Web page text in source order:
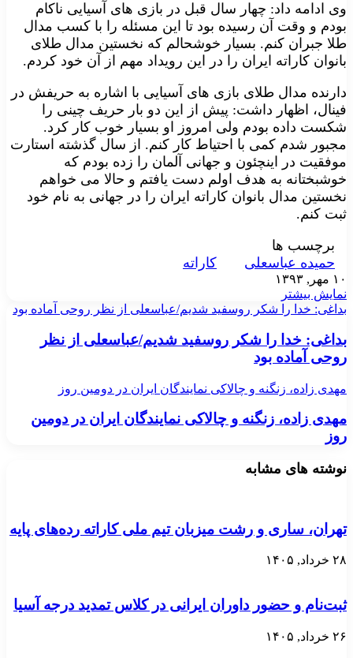
وی ادامه داد: چهار سال قبل در بازی های آسیایی ناکام
بودم و وقت آن رسیده بود تا این مسئله را با کسب مدال
طلا جبران کنم. بسیار خوشحالم که نخستین مدال طلای
بانوان کاراته ایران را در این رویداد مهم از آن خود کردم.
دارنده مدال طلای بازی های آسیایی با اشاره به حریفش در
فینال، اظهار داشت: پیش از این دو بار حریف چینی را
شکست داده بودم ولی امروز او بسیار خوب کار کرد.
مجبور شدم کمی با احتیاط کار کنم. از سال گذشته استارت
موفقیت در اینچئون و جهانی آلمان را زده بودم که
خوشبختانه به هدف اولم دست یافتم و حالا می خواهم
نخستین مدال بانوان کاراته ایران را در جهانی به نام خود
ثبت کنم.
برچسب ها
حمیده عباسعلی
کاراته
۱۰ مهر, ۱۳۹۳
نمایش بیشتر
بداغی: خدا را شکر روسفید شدیم/عباسعلی از نظر روحی آماده بود
بداغی: خدا را شکر روسفید شدیم/عباسعلی از نظر
روحی آماده بود
مهدی زاده، زنگنه و چالاکی نمایندگان ایران در دومین روز
مهدی زاده، زنگنه و چالاکی نمایندگان ایران در دومین
روز
نوشته های مشابه
تهران، ساری و رشت میزبان تیم ملی کاراته رده‌های پایه
۲۸ خرداد, ۱۴۰۵
ثبت‌نام و حضور داوران ایرانی در کلاس تمدید درجه آسیا
۲۶ خرداد, ۱۴۰۵